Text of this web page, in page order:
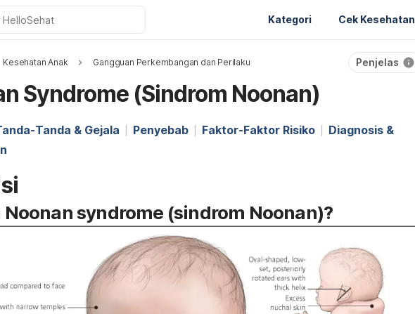
Kategori Cek Kesehatan
Kesehatan Anak Gangguan Perkembangan dan Perilaku Penjelas
Syndrome (Sindrom Noonan)
Tanda & Gejala Penyebab Faktor-Faktor Risiko
Diagnosis &
syndrome (sindrom Noonan)?